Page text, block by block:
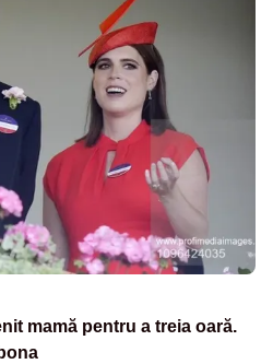
mamă pentru a treia oară.